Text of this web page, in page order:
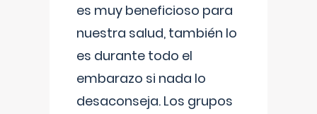
es muy beneficioso para
nuestra salud, también lo
es durante todo el
embarazo si nada lo
desaconseja. Los grupos